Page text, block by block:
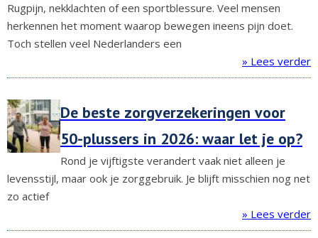
Rugpijn, nekklachten of een sportblessure. Veel mensen
herkennen het moment waarop bewegen ineens pijn doet.
Toch stellen veel Nederlanders een
» Lees verder
De beste zorgverzekeringen voor
50-plussers in 2026: waar let je op?
Rond je vijftigste verandert vaak niet alleen je
levensstijl, maar ook je zorggebruik. Je blijft misschien nog net
zo actief
» Lees verder